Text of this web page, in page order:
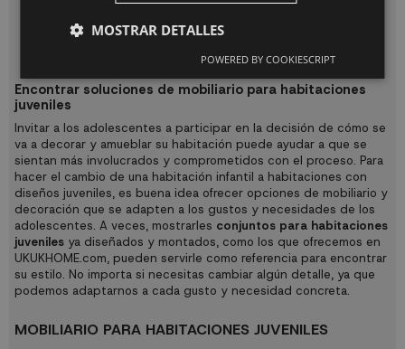
Dificultad para encontrar mobiliario adecuado
adolescentes pueden encontrar difícil encontrar mobiliario
que se adapte a sus necesidades y gustos, especialmente
si no tienen experiencia en decoración y amueblamiento.
Encontrar soluciones de mobiliario para habitaciones
juveniles
Invitar a los adolescentes a participar en la decisión de cómo se
va a decorar y amueblar su habitación puede ayudar a que se
sientan más involucrados y comprometidos con el proceso. Para
hacer el cambio de una habitación infantil a habitaciones con
diseños juveniles, es buena idea ofrecer opciones de mobiliario y
decoración que se adapten a los gustos y necesidades de los
adolescentes. A veces, mostrarles conjuntos para habitaciones
juveniles ya diseñados y montados, como los que ofrecemos en
UKUKHOME.com, pueden servirle como referencia para encontrar
su estilo. No importa si necesitas cambiar algún detalle, ya que
podemos adaptarnos a cada gusto y necesidad concreta.
MOBILIARIO PARA HABITACIONES JUVENILES
MOSTRAR DETALLES
POWERED BY COOKIESCRIPT